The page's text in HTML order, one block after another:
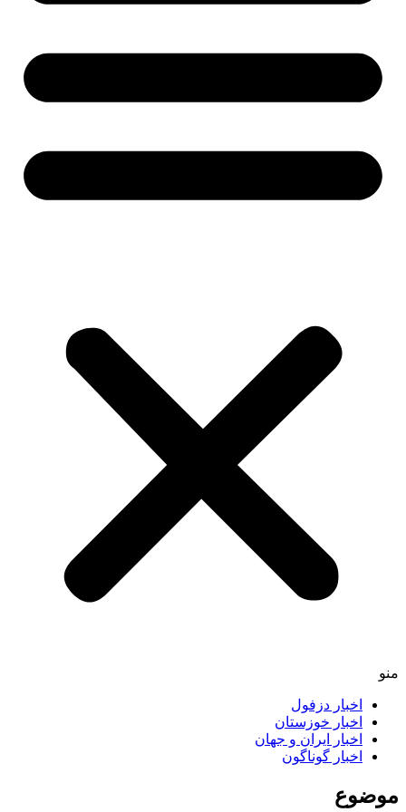
اخبار دزفول
اخبار خوزستان
اخبار ایران و جهان
اخبار گوناگون